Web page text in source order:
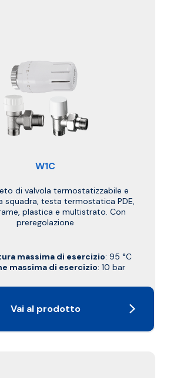
W1C
di valvola termostatizzabile e
squadra, testa termostatica PDE,
plastica e multistrato. Con
preregolazione
massima di esercizio: 95 °C
massima di esercizio: 10 bar
Vai al prodotto